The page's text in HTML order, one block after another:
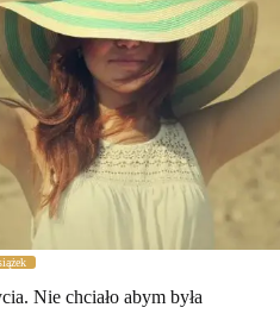
Nie chciało abym była